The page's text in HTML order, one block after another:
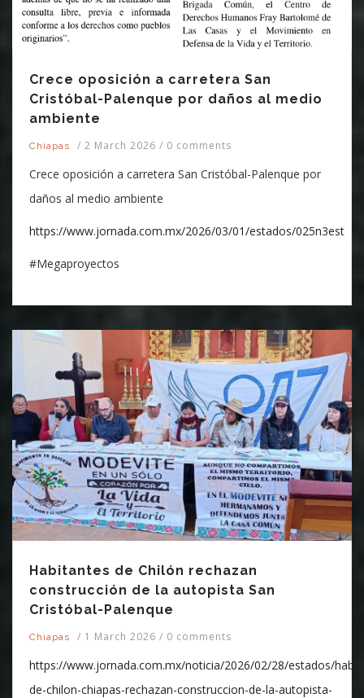
Crece oposición a carretera San
Cristóbal-Palenque por daños al medio
ambiente
Chiapas / 2 March 2026 / 0 comments
Crece oposición a carretera San Cristóbal-Palenque por
daños al medio ambiente
https://www.jornada.com.mx/2026/03/01/estados/025n3est
#Megaproyectos
Habitantes de Chilón rechazan
construcción de la autopista San
Cristóbal-Palenque
Chiapas / 1 March 2026 / 0 comments
https://www.jornada.com.mx/noticia/2026/02/28/estados/
de-chilon-chiapas-rechazan-construccion-de-la-autopista-